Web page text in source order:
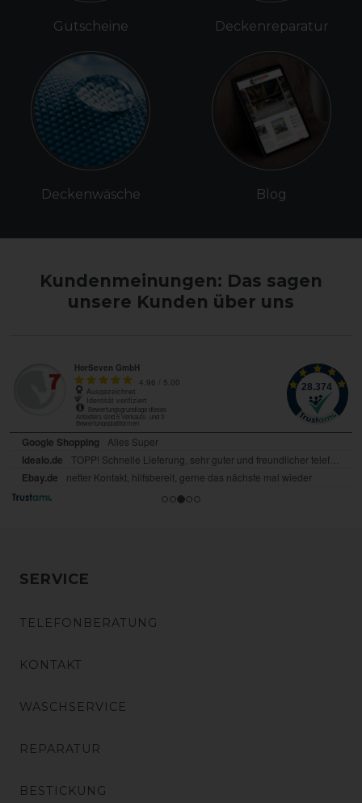
Gutscheine
Deckenwäsche
Deckenreparatur
Blog
Kundenmeinungen: Das sagen
unsere Kunden über uns
SERVICE
TELEFONBERATUNG
KONTAKT
WASCHSERVICE
REPARATUR
BESTICKUNG